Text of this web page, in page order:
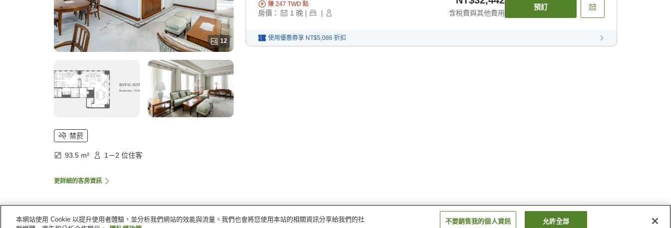
12
禁菸
93.5 m² 1－2 位住客
更詳細的客房資訊
賺 247 TWD 點
房價： 1 晚 | | 含稅費與其他費用
預訂
使用優惠券享 NT$5,086 折扣
首頁 日本 熊本縣 熊本
本網站使用 Cookie 以提升使用者體驗，並分析我們網站的效能與流量。我們也會將您使用本站的相關資訊分享給我們的社
不要銷售我的個人資訊 允許全部